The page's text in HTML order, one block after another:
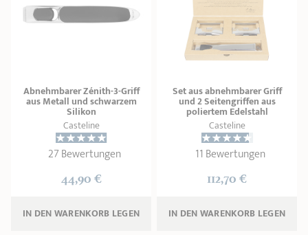
Abnehmbarer Zénith-3-Griff
aus Metall und schwarzem
Silikon
Casteline
27 Bewertungen
44,90 €
LEGEN
Set aus abnehmbarer Griff
und 2 Seitengriffen aus
poliertem Edelstahl
Casteline
11 Bewertungen
112,70 €
LEGEN